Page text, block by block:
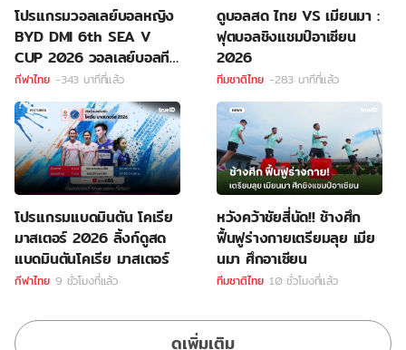
โปรแกรมวอลเลย์บอลหญิง
BYD DMI 6th SEA V
CUP 2026 วอลเลย์บอลทีม
ชาติไทย
กีฬาไทย -343 นาทีที่แล้ว
ดูบอลสด ไทย VS เมียนมา :
ฟุตบอลชิงแชมป์อาเซียน
2026
ทีมชาติไทย -283 นาทีที่แล้ว
โปรแกรมแบดมินตัน โคเรีย
มาสเตอร์ 2026 ลิ้งก์ดูสด
แบดมินตันโคเรีย มาสเตอร์
กีฬาไทย 9 ชั่วโมงที่แล้ว
หวังคว้าชัยสี่นัด!! ช้างศึก
ฟื้นฟูร่างกายเตรียมลุย เมีย
นมา ศึกอาเซียน
ทีมชาติไทย 10 ชั่วโมงที่แล้ว
ดูเพิ่มเติม